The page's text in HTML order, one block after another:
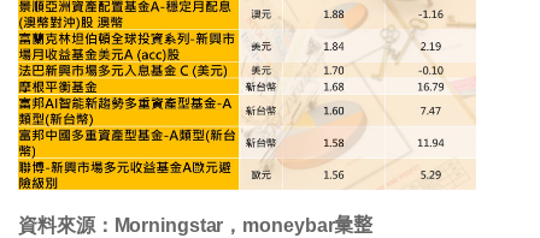
資料來源：Morningstar，moneybar𢑥整